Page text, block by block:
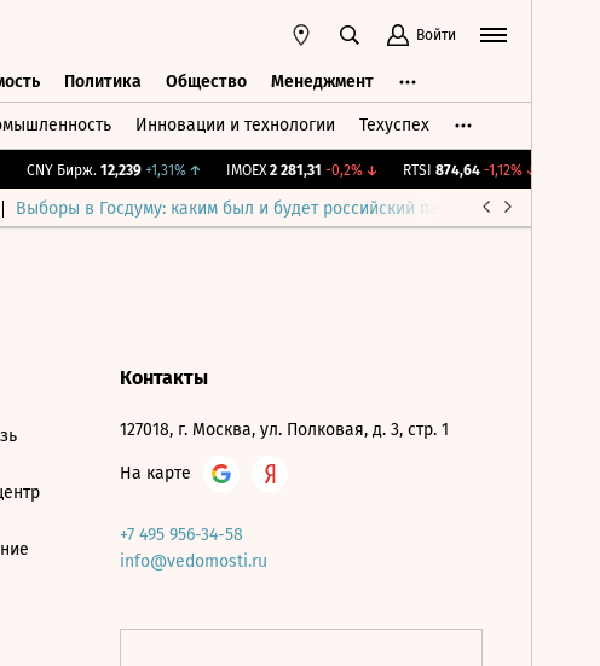
Войти
Политика Общество Менеджмент
Инновации и технологии Техуспех
CNY Бирж. 12,239 +1,31%↑ IMOEX 2 281,31 -0,2%↓ RTSI 874,64 -1,12%↓
Выборы в Госдуму: каким был и будет российский парламент
Контакты
127018, г. Москва, ул. Полковая, д. 3, стр. 1
На карте
+7 495 956-34-58
info@vedomosti.ru